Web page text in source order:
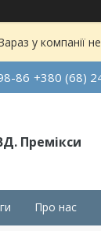
у компанії
86 +380 (68)
Премікси
Про нас